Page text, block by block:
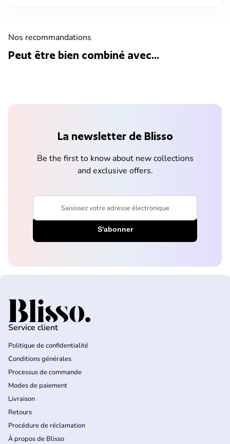
Nos recommandations
Peut être bien combiné avec...
La newsletter de Blisso
Be the first to know about new collections
and exclusive offers.
Saisissez votre adresse électronique
Accueil
Service client
Politique de confidentialité
Conditions générales
Processus de commande
Modes de paiement
Livraison
Retours
Procédure de réclamation
À propos de Blisso